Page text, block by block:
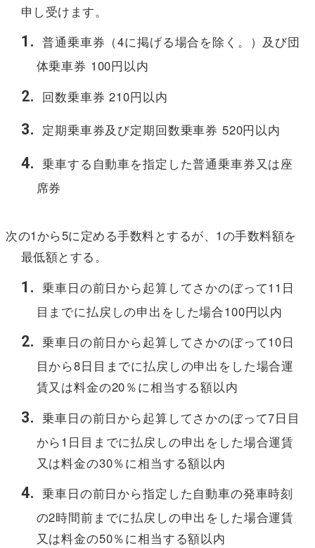
申し受けます。
普通乗車券（4に掲げる場合を除く。）及び団
体乗車券 100円以内
回数乗車券 210円以内
定期乗車券及び定期回数乗車券 520円以内
乗車する自動車を指定した普通乗車券又は座
席券
次の1から5に定める手数料とするが、1の手数料額を
最低額とする。
乗車日の前日から起算してさかのぼって11日
目までに払戻しの申出をした場合100円以内
乗車日の前日から起算してさかのぼって10日
目から8日目までに払戻しの申出をした場合運
賃又は料金の20％に相当する額以内
乗車日の前日から起算してさかのぼって7日目
から1日目までに払戻しの申出をした場合運賃
又は料金の30％に相当する額以内
乗車日の前日から指定した自動車の発車時刻
の2時間前までに払戻しの申出をした場合運賃
又は料金の50％に相当する額以内